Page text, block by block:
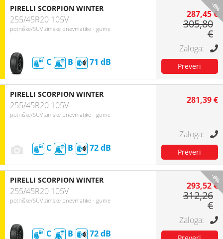
-6%
PIRELLI SCORPION WINTER
255/45R20 105V
potniške/SUV zimske pnevmatike - gume
C B 71
287,45 €
305,80
€
PIRELLI SCORPION WINTER
255/45R20 105V
potniške/SUV zimske pnevmatike - gume
C B 72
281,39 €
-6%
PIRELLI SCORPION WINTER
255/45R20 105V
potniške/SUV zimske pnevmatike - gume
C B 72
293,52 €
312,26
€